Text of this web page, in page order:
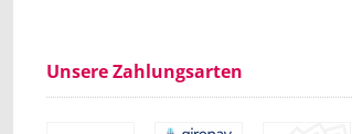
Unsere Zahlungsarten